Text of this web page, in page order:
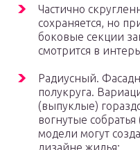
Частично
сохраняется, но
боковые секции
смотрится в
Радиусный.
полукруга.
(выпуклые)
вогнутые
модели могут
дизайне жилья;